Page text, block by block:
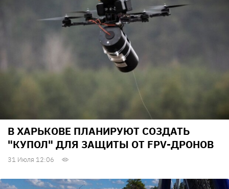
В ХАРЬКОВЕ ПЛАНИРУЮТ СОЗДАТЬ
"КУПОЛ" ДЛЯ ЗАЩИТЫ ОТ FPV-ДРОНОВ
31 Июля 12:06